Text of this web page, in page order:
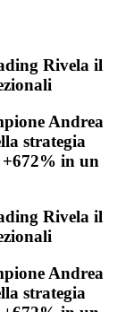
Rivela il
Andrea
strategia
+672% in un
Rivela il
Andrea
strategia